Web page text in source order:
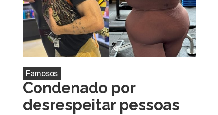
Famosos
Condenado por
desrespeitar pessoas